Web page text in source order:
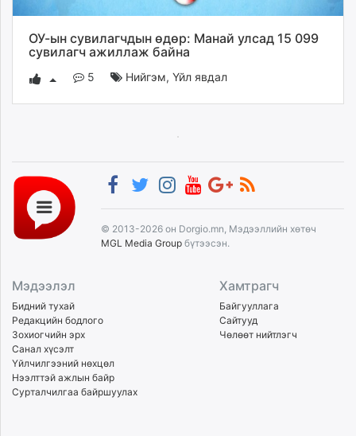
ОУ-ын сувилагчдын өдөр: Манай улсад 15 099
сувилагч ажиллаж байна
5 Нийгэм,Үйл явдал
© 2013-2026 он Dorgio.mn, Мэдээллийн хөтөч
MGL Media Group бүтээсэн.
Мэдээлэл
Бидний тухай
Редакцийн бодлого
Зохиогчийн эрх
Санал хүсэлт
Үйлчилгээний нөхцөл
Нээлттэй ажлын байр
Сурталчилгаа байршуулах
Хамтрагч
Байгууллага
Сайтууд
Чөлөөт нийтлэгч